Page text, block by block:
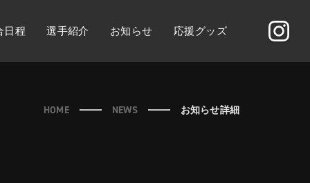
日程 選手紹介 お知らせ 応援グッズ
HOME NEWS お知らせ詳細